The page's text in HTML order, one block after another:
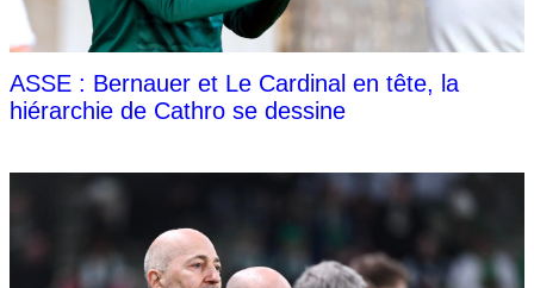
ASSE : Bernauer et Le Cardinal en tête, la
hiérarchie de Cathro se dessine